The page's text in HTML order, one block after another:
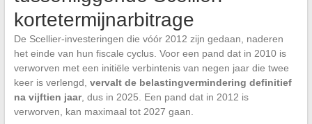
kortetermijnarbitrage
De Scellier-investeringen die vóór 2012 zijn gedaan, naderen
het einde van hun fiscale cyclus. Voor een pand dat in 2010 is
verworven met een initiële verbintenis van negen jaar die twee
keer is verlengd, vervalt de belastingvermindering definitief
na vijftien jaar, dus in 2025. Een pand dat in 2012 is
verworven, kan maximaal tot 2027 gaan.